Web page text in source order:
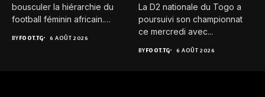
bousculer la hiérarchie du
football féminin africain.
BYFOOT.TG 6 AOÛT 2026
La D2 nationale du Togo a
poursuivi son championnat
ce mercredi avec...
BYFOOT.TG 6 AOÛT 2026